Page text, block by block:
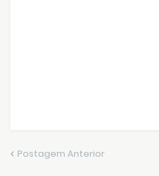
Postagem Anterior